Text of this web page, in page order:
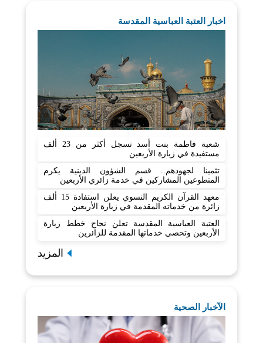
اخبار العتبة العباسية المقدسة
شعبة فاطمة بنت أسد تسجل أكثر من 23 ألف
مستفيدة في زيارة الأربعين
تثمينا لجهودهم.. قسم الشؤون الدينية يكرم
المتطوعين المشاركين في خدمة زائري الأربعين
معهد القرآن الكريم النسوي يعلن استفادة 15 ألف
زائرة من خدماته المقدمة في زيارة الأربعين
العتبة العباسية المقدسة تعلن نجاح خطط زيارة
الأربعين وتحصي خدماتها المقدمة للزائرين
المزيد
الآخبار الصحية